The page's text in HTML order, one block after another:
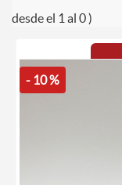
desde el 1 al 0 )
- 10 %